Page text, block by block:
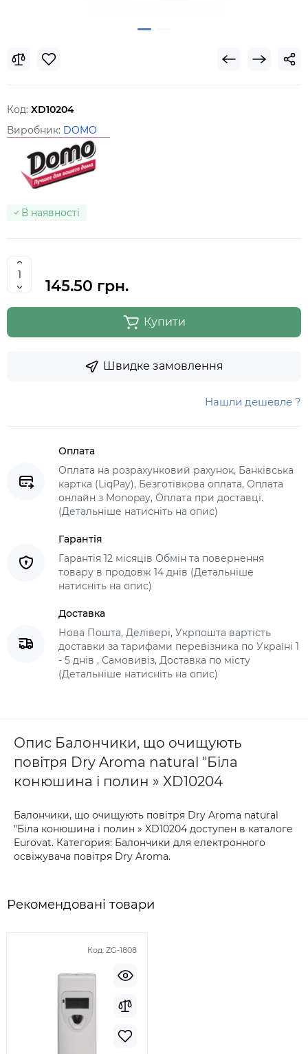
Код: XD10204
Виробник: DOMO
В наявності
145.50 грн.
Купити
Швидке замовлення
Нашли дешевле ?
Оплата
Оплата на розрахунковий рахунок, Банківська
картка (LiqPay), Безготівкова оплата, Оплата
онлайн з Monopay, Оплата при доставці.
(Детальніше натисніть на опис)
Гарантія
Гарантія 12 місяців Обмін та повернення
товару в продовж 14 днів (Детальніше
натисніть на опис)
Доставка
Нова Пошта, Делівері, Укрпошта вартість
доставки за тарифами перевізника по Україні 1
- 5 днів , Самовивіз, Доставка по місту
(Детальніше натисніть на опис)
Опис Балончики, що очищують
повітря Dry Aroma natural "Біла
конюшина і полин » XD10204
Балончики, що очищують повітря Dry Aroma natural
"Біла конюшина і полин » XD10204 доступен в каталоге
Eurovat. Категория: Балончики для електронного
освіжувача повітря Dry Aroma.
Рекомендовані товари
Код: ZG-1808